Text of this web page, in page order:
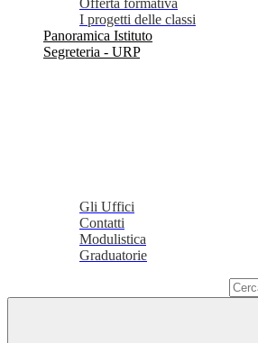
Offerta formativa
I progetti delle classi
Panoramica Istituto
Segreteria - URP
Gli Uffici
Contatti
Modulistica
Graduatorie